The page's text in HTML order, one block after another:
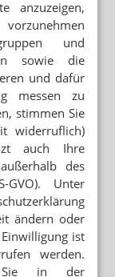
anzuzeigen,
und
sowie die
und dafür
messen zu
stimmen Sie
widerruflich)
auch Ihre
des
Unter
ändern oder
ist
werden.
Sie in der